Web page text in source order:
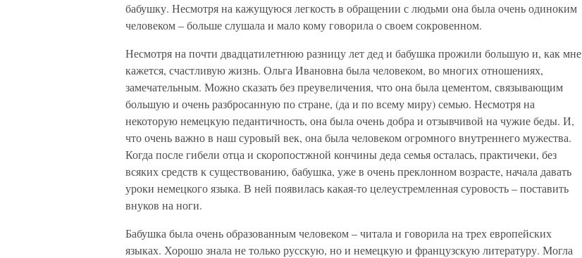
бабушку. Несмотря на кажущуюся легкость в обращении с людьми она была очень одиноким
человеком – больше слушала и мало кому говорила о своем сокровенном.
Несмотря на почти двадцатилетнюю разницу лет дед и бабушка прожили большую и, как мне
кажется, счастливую жизнь. Ольга Ивановна была человеком, во многих отношениях,
замечательным. Можно сказать без преувеличения, что она была цементом, связывающим
большую и очень разбросанную по стране, (да и по всему миру) семью. Несмотря на
некоторую немецкую педантичность, она была очень добра и отзывчивой на чужие беды. И,
что очень важно в наш суровый век, она была человеком огромного внутреннего мужества.
Когда после гибели отца и скоропостжной кончины деда семья осталась, практичеки, без
всяких средств к существованию, бабушка, уже в очень преклонном возрасте, начала давать
уроки немецкого языка. В ней появилась какая-то целеустремленная суровость – поставить
внуков на ноги.
Бабушка была очень образованным человеком – читала и говорила на трех европейских
языках. Хорошо знала не только русскую, но и немецкую и французскую литературу. Могла